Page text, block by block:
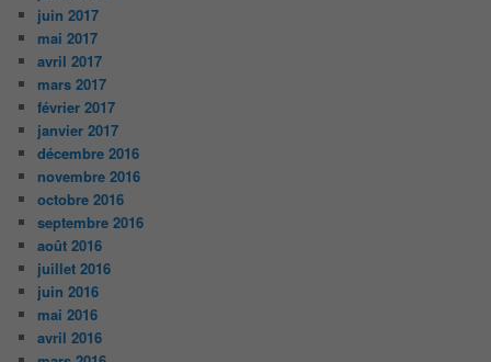
juin 2017
mai 2017
avril 2017
mars 2017
février 2017
janvier 2017
décembre 2016
novembre 2016
octobre 2016
septembre 2016
août 2016
juillet 2016
juin 2016
mai 2016
avril 2016